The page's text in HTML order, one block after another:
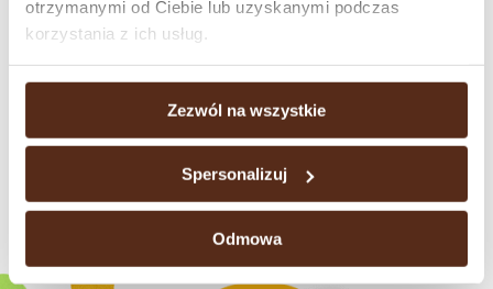
otrzymanymi od Ciebie lub uzyskanymi podczas
korzystania z ich usług.
Zezwól na wszystkie
Spersonalizuj
Odmowa
Check our brands